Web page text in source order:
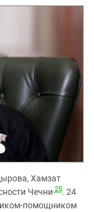
Хамзат
Чечни 25. 24
помощником